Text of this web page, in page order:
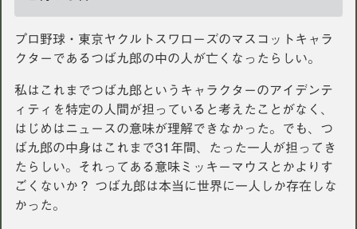
プロ野球・東京ヤクルトスワローズのマスコットキャラ
クターであるつば九郎の中の人が亡くなったらしい。
私はこれまでつば九郎というキャラクターのアイデンテ
ィティを特定の人間が担っていると考えたことがなく、
はじめはニュースの意味が理解できなかった。でも、つ
ば九郎の中身はこれまで31年間、たった一人が担ってき
たらしい。それってある意味ミッキーマウスとかよりす
ごくないか？ つば九郎は本当に世界に一人しか存在しな
かった。